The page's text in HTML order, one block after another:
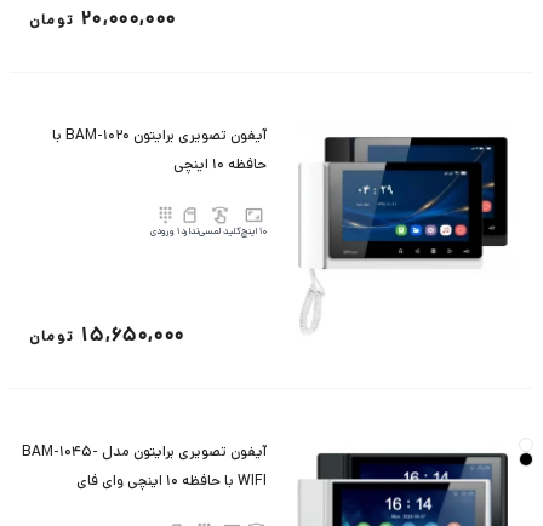
20,000,000 تومان
آیفون تصویری برایتون BAM-1020 با
حافظه 10 اینچی
10 اینچ کلید لمسیندارد1 ورودی
15,650,000 تومان
آیفون تصویری برایتون مدل BAM-1045-
WIFI با حافظه 10 اینچی وای فای